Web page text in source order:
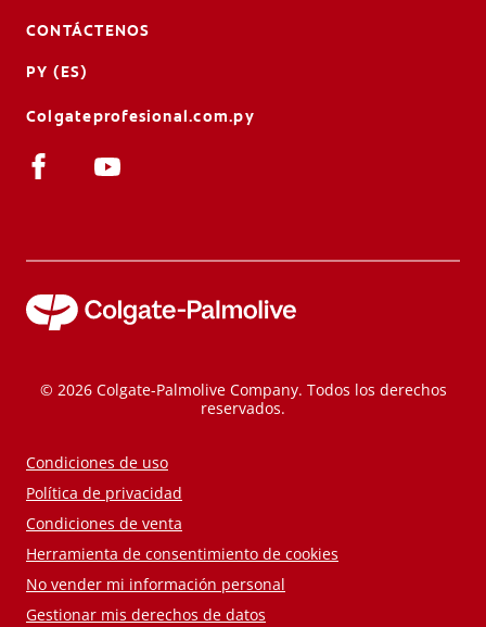
CONTÁCTENOS
PY (ES)
Colgateprofesional.com.py
© 2026 Colgate-Palmolive Company. Todos los derechos
reservados.
Condiciones de uso
Política de privacidad
Condiciones de venta
Herramienta de consentimiento de cookies
No vender mi información personal
Gestionar mis derechos de datos